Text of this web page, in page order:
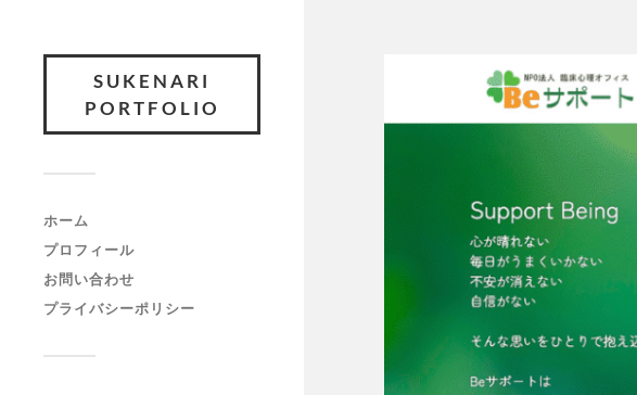
SUKENARI
PORTFOLIO
ホーム
プロフィール
お問い合わせ
プライバシーポリシー